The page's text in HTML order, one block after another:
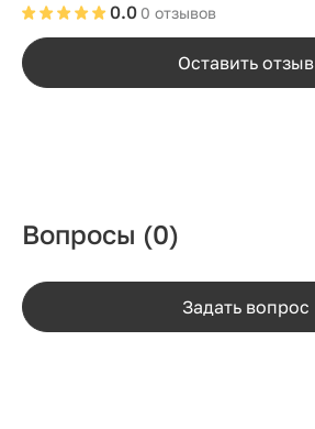
0 отзывов
0.0
Оставить отзыв
Вопросы (0)
Задать вопрос